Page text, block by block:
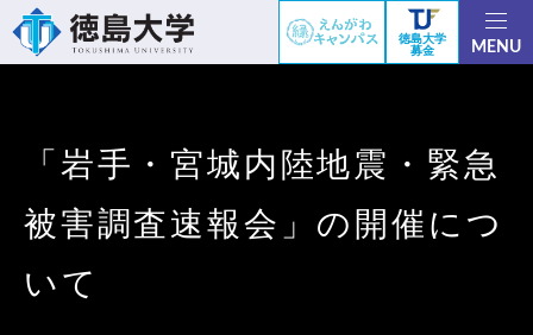
徳島大学
募金
MENU
「岩手・宮城内陸地震・緊急
被害調査速報会」の開催につ
いて